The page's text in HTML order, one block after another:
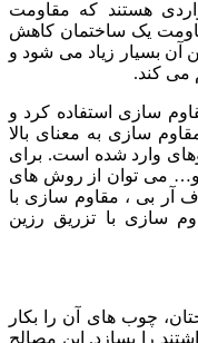
هستند که مقاومت
یک ساختمان کاهش
بسیار زیاد می شود و
می کند.
سازی استفاده کرد و
سازی به معنای بالا
وارد شده است. برای
و… می توان از روش های
آر بی ، مقاوم سازی با
سازی با تزریق رزین
چوب های آن را بکار
را بسازد. این مصالح